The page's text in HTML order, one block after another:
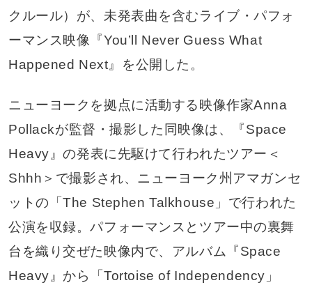
クルール）が、未発表曲を含むライブ・パフォ
ーマンス映像『You’ll Never Guess What
Happened Next』を公開した。
ニューヨークを拠点に活動する映像作家Anna
Pollackが監督・撮影した同映像は、『Space
Heavy』の発表に先駆けて行われたツアー＜
Shhh＞で撮影され、ニューヨーク州アマガンセ
ットの「The Stephen Talkhouse」で行われた
公演を収録。パフォーマンスとツアー中の裏舞
台を織り交ぜた映像内で、アルバム『Space
Heavy』から「Tortoise of Independency」